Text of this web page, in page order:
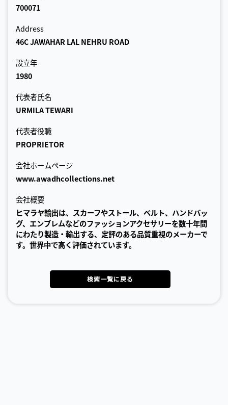
700071
Address
46C JAWAHAR LAL NEHRU ROAD
設立年
1980
代表者氏名
URMILA TEWARI
代表者役職
PROPRIETOR
会社ホームページ
www.awadhcollections.net
会社概要
ヒマラヤ輸出は、スカーフやストール、ベルト、ハンドバッ
グ、エンブレムなどのファッションアクセサリーを数十年間
にわたり製造・輸出する、定評のある品質重視のメーカーで
す。世界中で高く評価されています。
検索一覧に戻る